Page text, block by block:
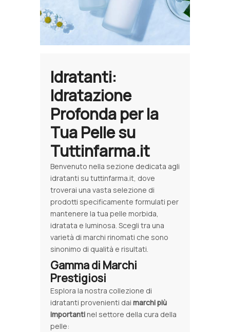
Idratanti:
Idratazione
Profonda per la
Tua Pelle su
Tuttinfarma.it
Benvenuto nella sezione dedicata agli
idratanti su tuttinfarma.it, dove
troverai una vasta selezione di
prodotti specificamente formulati per
mantenere la tua pelle morbida,
idratata e luminosa. Scegli tra una
varietà di marchi rinomati che sono
sinonimo di qualità e risultati.
Gamma di Marchi
Prestigiosi
Esplora la nostra collezione di
idratanti provenienti dai marchi più
importanti nel settore della cura della
pelle: